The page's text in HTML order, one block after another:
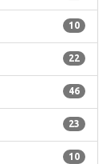
10
22
46
23
10